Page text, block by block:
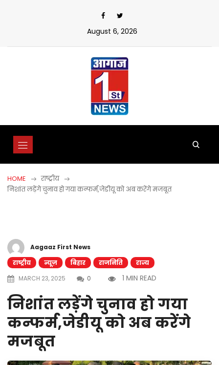
August 6, 2026
HOME
राष्ट्रीय
निशांत लड़ेंगे चुनाव हो गया कन्फर्म,जेडीयू को अब करेंगे मजबूत
Aagaaz First News
राष्ट्रीय
न्यूज़ बिहार राजनिति
राज्य
MARCH 23, 2025
0 1 MIN READ
निशांत लड़ेंगे चुनाव हो गया
कन्फर्म,जेडीयू को अब करेंगे
मजबूत